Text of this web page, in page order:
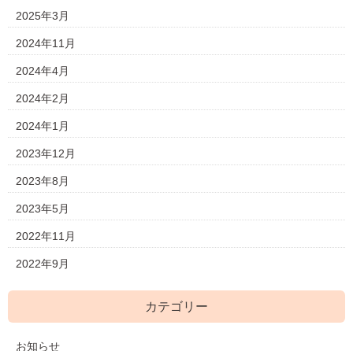
2025年3月
2024年11月
2024年4月
2024年2月
2024年1月
2023年12月
2023年8月
2023年5月
2022年11月
2022年9月
カテゴリー
お知らせ